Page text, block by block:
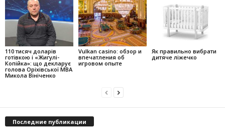
110 тисяч доларів
готівкою і «Жигулі-
Копійка»: що декларує
голова Оріхівської МВА
Микола Вініченко
Vulkan casino: обзор и
впечатления об
игровом опыте
Як правильно вибрати
дитяче ліжечко
Последние публикации